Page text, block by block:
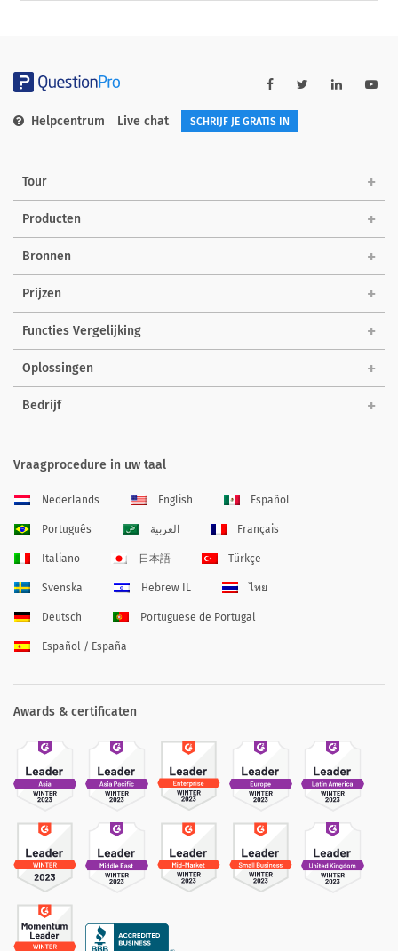
Helpcentrum Live chat SCHRIJF JE GRATIS IN
Tour
Producten
Bronnen
Prijzen
Functies Vergelijking
Oplossingen
Bedrijf
Vraagprocedure in uw taal
Nederlands English Español
Português العربية Français
Italiano 日本語 Türkçe
Svenska Hebrew IL ไทย
Deutsch Portuguese de Portugal
Español / España
Awards & certificaten